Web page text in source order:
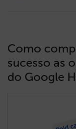
Como
sucesso as
do Google